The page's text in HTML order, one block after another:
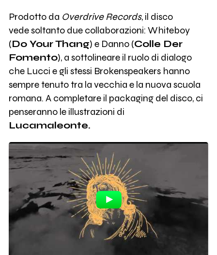
Prodotto da Overdrive Records, il disco
vede soltanto due collaborazioni: Whiteboy
(Do Your Thang) e Danno (Colle Der
Fomento), a sottolineare il ruolo di dialogo
che Lucci e gli stessi Brokenspeakers hanno
sempre tenuto tra la vecchia e la nuova scuola
romana. A completare il packaging del disco, ci
penseranno le illustrazioni di
Lucamaleonte.